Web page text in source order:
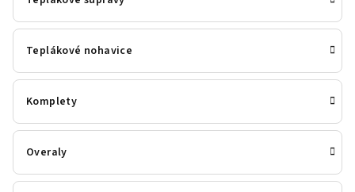
Teplákové nohavice
Komplety
Overaly